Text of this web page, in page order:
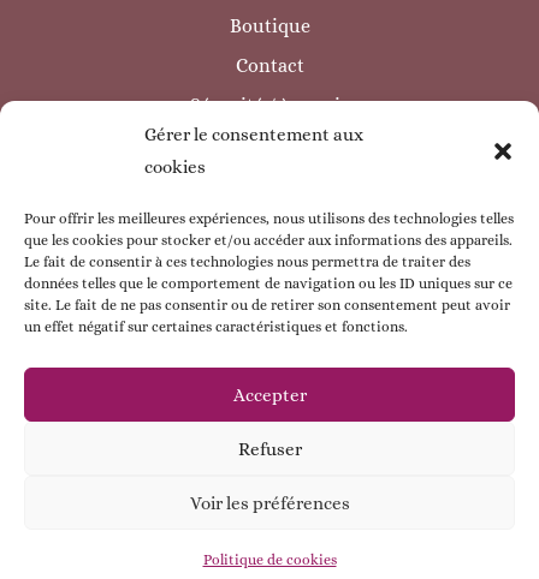
Gérer le consentement aux
cookies
Pour offrir les meilleures expériences, nous utilisons des technologies telles
que les cookies pour stocker et/ou accéder aux informations des appareils.
Le fait de consentir à ces technologies nous permettra de traiter des
données telles que le comportement de navigation ou les ID uniques sur ce
site. Le fait de ne pas consentir ou de retirer son consentement peut avoir
un effet négatif sur certaines caractéristiques et fonctions.
Accepter
Refuser
Voir les préférences
Politique de cookies
Boutique
Contact
Sécurité / à savoir
INFORMATIONS LÉGALES
Politique de confidentialité
Politique de cookie
CGV
ESPACE CLIENT
Mes coordonnées